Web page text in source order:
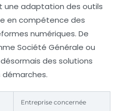
une adaptation des outils
en compétence des
numériques. De
Société Générale ou
des solutions
Entreprise concernée